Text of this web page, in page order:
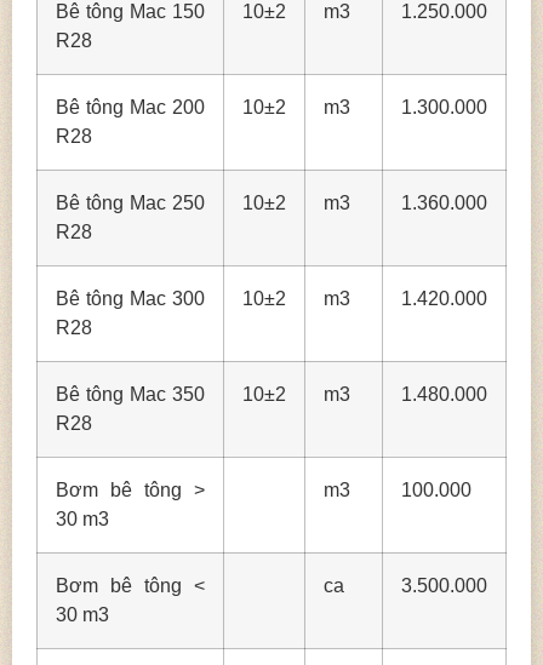
Bê tông Mac 150
R28
10±2 m3 1.250.000
Bê tông Mac 200
R28
10±2 m3 1.300.000
Bê tông Mac 250
R28
10±2 m3 1.360.000
Bê tông Mac 300
R28
10±2 m3 1.420.000
Bê tông Mac 350
R28
10±2 m3 1.480.000
Bơm bê tông >
30 m3
m3 100.000
Bơm bê tông <
30 m3
ca 3.500.000